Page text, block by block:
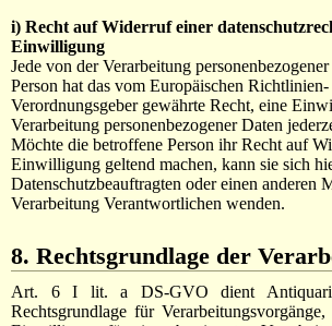
i) Recht auf Widerruf einer
Einwilligung
Jede von der Verarbeitung
Person hat das vom Europäischen Richtlinien-
Verordnungsgeber gewährte Recht, eine
Verarbeitung personenbezogener Daten
Möchte die betroffene Person ihr Recht auf
Einwilligung geltend machen, kann sie sich
Datenschutzbeauftragten oder einen anderen
Verarbeitung Verantwortlichen wenden.
8. Rechtsgrundlage der
Art. 6 I lit. a DS-GVO dient
Rechtsgrundlage für